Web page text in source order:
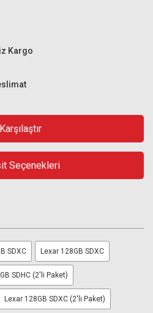
Kargo
Karşılaştır
Seçenekleri
SDXC Lexar 128GB SDXC
SDHC (2'li Paket)
Lexar 128GB SDXC (2'li Paket)